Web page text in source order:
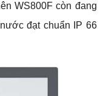
WS800F còn đang
đạt chuẩn IP 66